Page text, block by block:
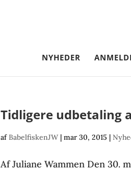
NYHEDER
Tidligere udbetaling
afBabelfiskenJW |mar 30, 2015 |
Af Juliane Wammen Den 30.